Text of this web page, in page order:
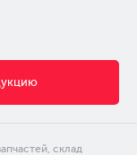
склад